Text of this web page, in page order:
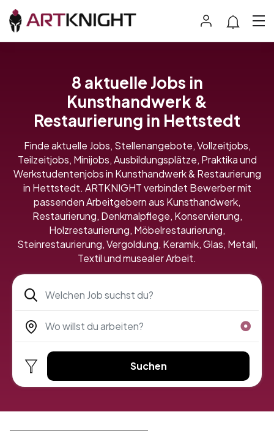
8 aktuelle Jobs in
Kunsthandwerk &
Restaurierung in Hettstedt
Finde aktuelle Jobs, Stellenangebote, Vollzeitjobs,
Teilzeitjobs, Minijobs, Ausbildungsplätze, Praktika und
Werkstudentenjobs in Kunsthandwerk & Restaurierung
in Hettstedt. ARTKNIGHT verbindet Bewerber mit
passenden Arbeitgebern aus Kunsthandwerk,
Restaurierung, Denkmalpflege, Konservierung,
Holzrestaurierung, Möbelrestaurierung,
Steinrestaurierung, Vergoldung, Keramik, Glas, Metall,
Textil und musealer Arbeit.
Suchen